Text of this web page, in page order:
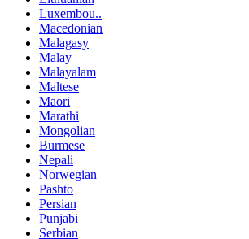
Luxembou..
Macedonian
Malagasy
Malay
Malayalam
Maltese
Maori
Marathi
Mongolian
Burmese
Nepali
Norwegian
Pashto
Persian
Punjabi
Serbian